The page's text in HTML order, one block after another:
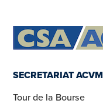
SECRETARIAT ACVM
Tour de la Bourse